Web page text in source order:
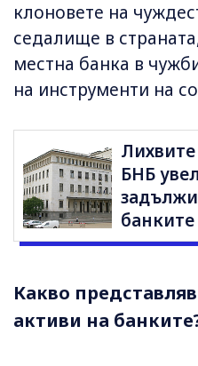
клоновете на
седалище в
местна банка в
на инструменти на
Лихвите
БНБ
банките
Какво
активи на